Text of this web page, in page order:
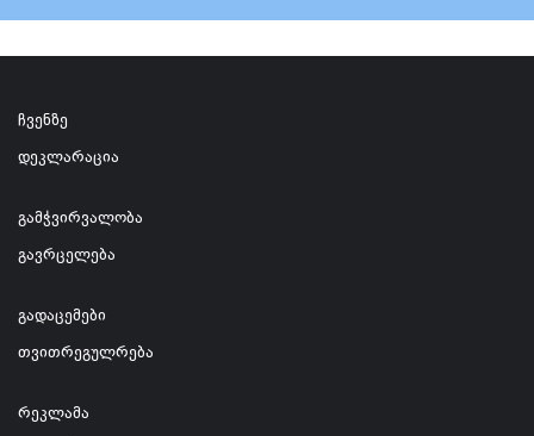
ჩვენზე
დეკლარაცია
გამჭვირვალობა
გავრცელება
გადაცემები
თვითრეგულრება
რეკლამა